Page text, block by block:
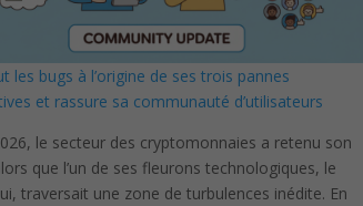
les bugs à l’origine de ses trois pannes
et rassure sa communauté d’utilisateurs
le secteur des cryptomonnaies a retenu son
que l’un de ses fleurons technologiques, le
traversait une zone de turbulences inédite. En